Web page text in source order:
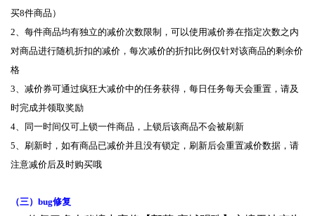
买8件商品）
2、每件商品均有独立的减价次数限制，可以使用减价券在指定次数之内
对商品进行随机折扣的减价，每次减价的折扣比例仅针对该商品的剩余价
格
3、减价券可通过疯狂大减价中的任务获得，每日任务每天会重置，请及
时完成并领取奖励
4、同一时间仅可上锁一件商品，上锁后该商品不会被刷新
5、刷新时，如有商品已减价并且没有锁定，刷新后会重置减价数据，请
注意减价后及时购买哦
（三）bug修复